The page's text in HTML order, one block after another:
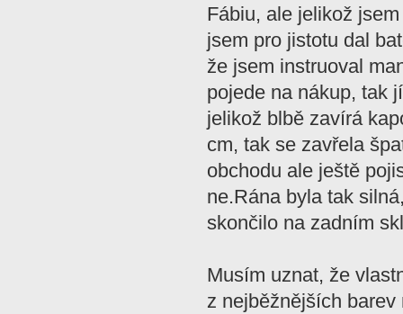
Fábiu, ale jelikož
jsem pro jistotu dal
že jsem instruoval
pojede na nákup, tak
jelikož blbě zavírá
cm, tak se zavřela
obchodu ale ještě
ne.Rána byla tak
skončilo na zadním
Musím uznat, že
z nejběžnějších